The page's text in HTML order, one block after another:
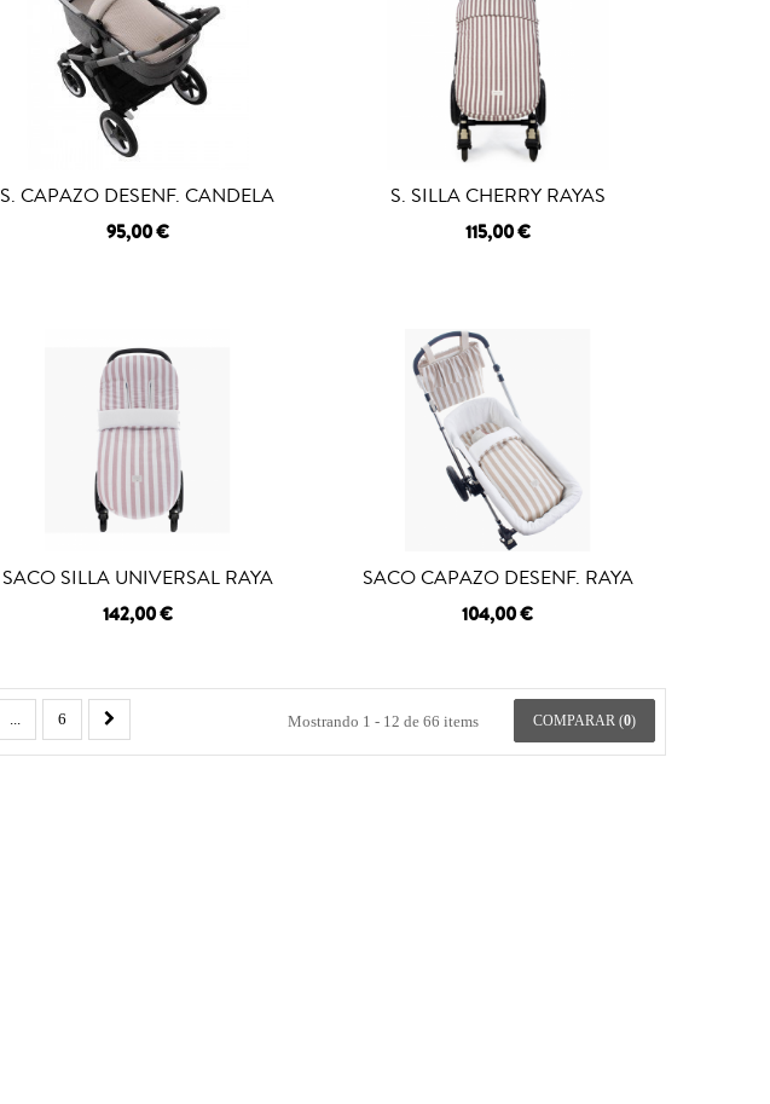
S. CAPAZO DESENF. CANDELA
95,00 €
S. SILLA CHERRY RAYAS
115,00 €
SACO SILLA UNIVERSAL RAYA
142,00 €
SACO CAPAZO DESENF. RAYA
104,00 €
6 Mostrando 1 - 12 de 66 items COMPARAR (0)